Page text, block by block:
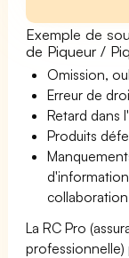
Exemple de
de Piqueur /
Omission,
Erreur de
Retard dans
Produits
collaboration
La RC Pro
professionnelle)